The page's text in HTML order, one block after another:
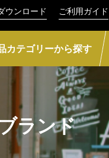
ウンロード ご利用ガイド
カテゴリーから探す
ランド